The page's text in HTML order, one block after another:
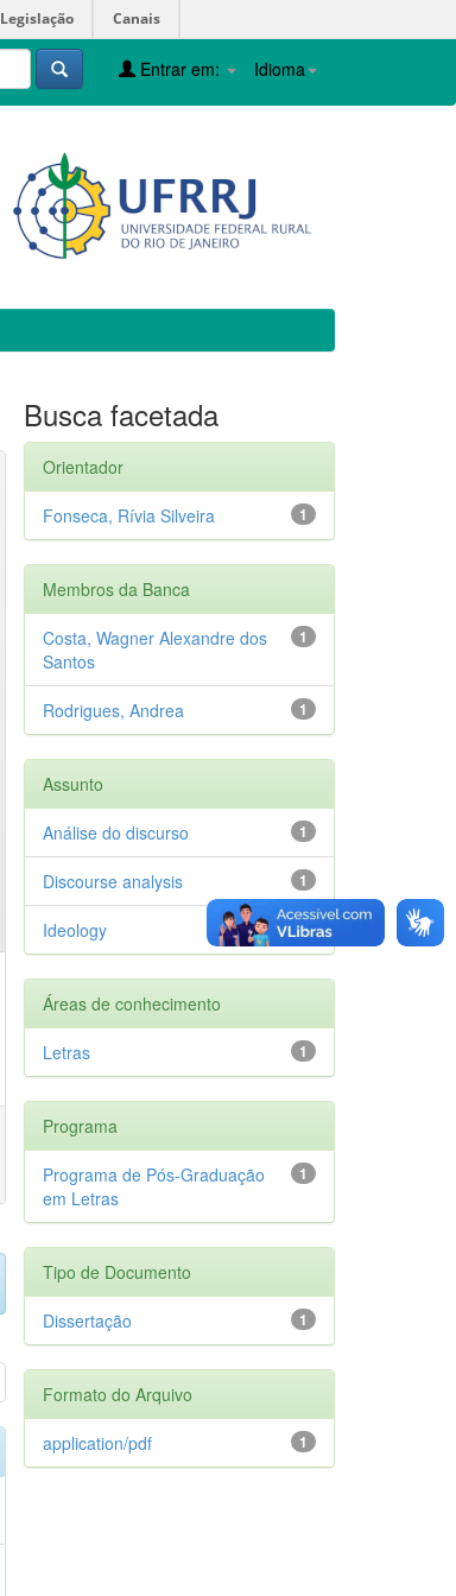
Legislação Canais
Idioma
Entrar em:
Busca facetada
Orientador
1
Fonseca, Rívia Silveira
Membros da Banca
1
Costa, Wagner Alexandre dos
Santos
1
Rodrigues, Andrea
Assunto
1
Análise do discurso
1
Discourse analysis
1
Ideology
Áreas de conhecimento
1
Letras
Programa
1
Programa de Pós-Graduação
em Letras
Tipo de Documento
1
Dissertação
Formato do Arquivo
1
application/pdf